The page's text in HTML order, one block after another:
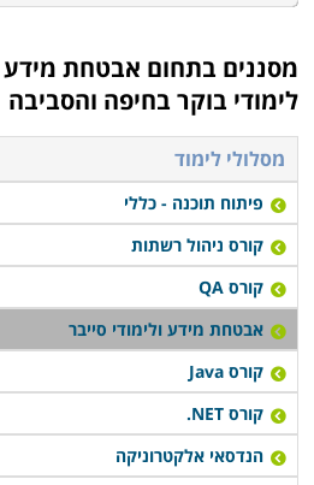
מסננים בתחום אבטחת מידע
לימודי בוקר בחיפה והסביבה
מסלולי לימוד
פיתוח תוכנה - כללי
קורס ניהול רשתות
קורס QA
אבטחת מידע ולימודי סייבר
קורס Java
קורס NET.
הנדסאי אלקטרוניקה